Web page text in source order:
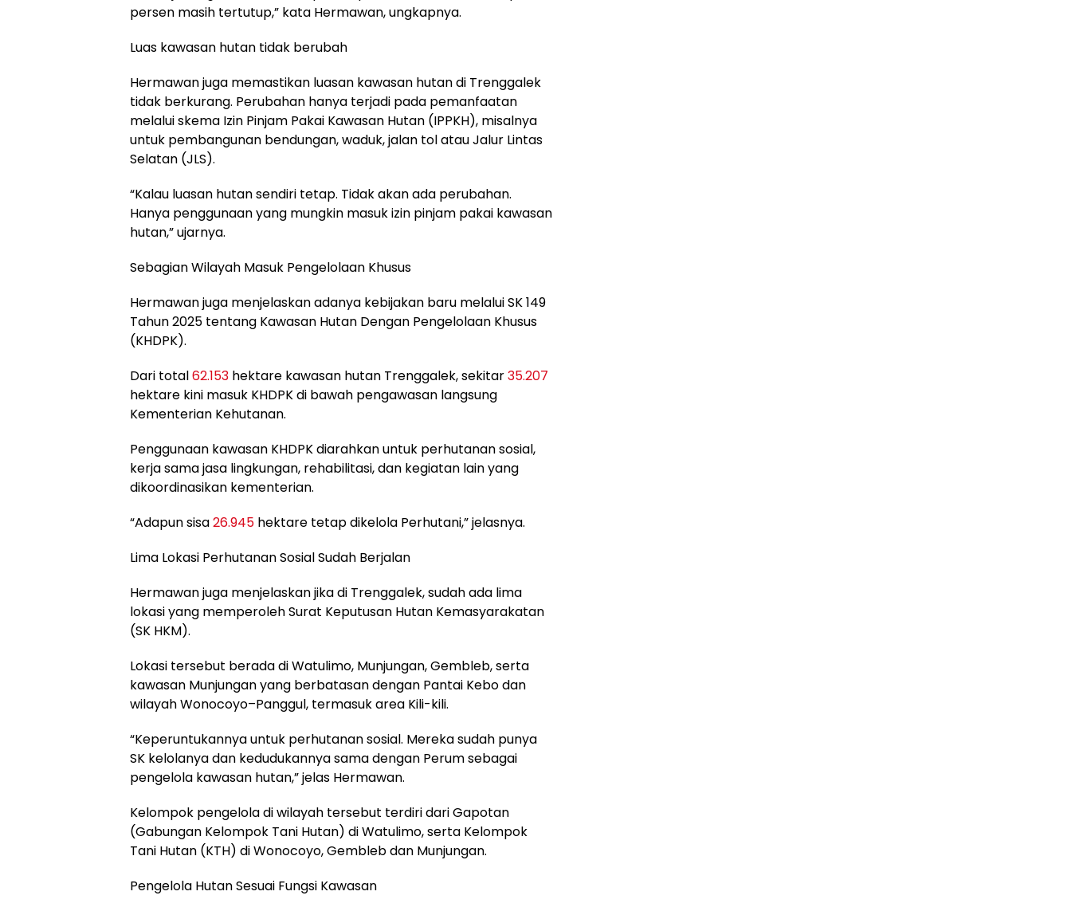
persen masih tertutup,” kata Hermawan, ungkapnya.
Luas kawasan hutan tidak berubah
Hermawan juga memastikan luasan kawasan hutan di Trenggalek
tidak berkurang. Perubahan hanya terjadi pada pemanfaatan
melalui skema Izin Pinjam Pakai Kawasan Hutan (IPPKH), misalnya
untuk pembangunan bendungan, waduk, jalan tol atau Jalur Lintas
Selatan (JLS).
“Kalau luasan hutan sendiri tetap. Tidak akan ada perubahan.
Hanya penggunaan yang mungkin masuk izin pinjam pakai kawasan
hutan,” ujarnya.
Sebagian Wilayah Masuk Pengelolaan Khusus
Hermawan juga menjelaskan adanya kebijakan baru melalui SK 149
Tahun 2025 tentang Kawasan Hutan Dengan Pengelolaan Khusus
(KHDPK).
Dari total62.153 hektare kawasan hutan Trenggalek, sekitar35.207
hektare kini masuk KHDPK di bawah pengawasan langsung
Kementerian Kehutanan.
Penggunaan kawasan KHDPK diarahkan untuk perhutanan sosial,
kerja sama jasa lingkungan, rehabilitasi, dan kegiatan lain yang
dikoordinasikan kementerian.
“Adapun sisa26.945 hektare tetap dikelola Perhutani,” jelasnya.
Lima Lokasi Perhutanan Sosial Sudah Berjalan
Hermawan juga menjelaskan jika di Trenggalek, sudah ada lima
lokasi yang memperoleh Surat Keputusan Hutan Kemasyarakatan
(SK HKM).
Lokasi tersebut berada di Watulimo, Munjungan, Gembleb, serta
kawasan Munjungan yang berbatasan dengan Pantai Kebo dan
wilayah Wonocoyo–Panggul, termasuk area Kili-kili.
“Keperuntukannya untuk perhutanan sosial. Mereka sudah punya
SK kelolanya dan kedudukannya sama dengan Perum sebagai
pengelola kawasan hutan,” jelas Hermawan.
Kelompok pengelola di wilayah tersebut terdiri dari Gapotan
(Gabungan Kelompok Tani Hutan) di Watulimo, serta Kelompok
Tani Hutan (KTH) di Wonocoyo, Gembleb dan Munjungan.
Pengelola Hutan Sesuai Fungsi Kawasan